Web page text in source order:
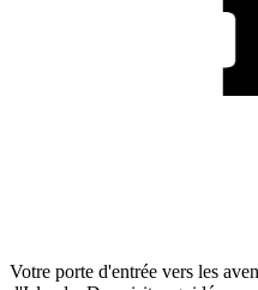
Votre porte d'entrée vers les